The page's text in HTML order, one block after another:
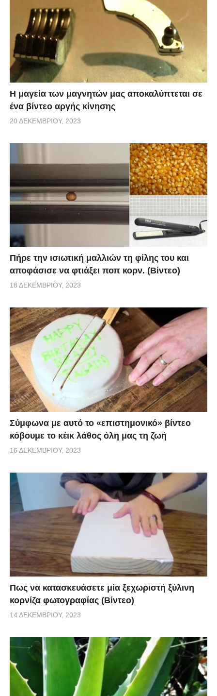
Η μαγεία των μαγνητών μας αποκαλύπτεται σε
ένα βίντεο αργής κίνησης
20 ΔΕΚΕΜΒΡΊΟΥ, 2023
Πήρε την ισιωτική μαλλιών τη φίλης του και
αποφάσισε να φτιάξει ποπ κορν. (Βίντεο)
18 ΔΕΚΕΜΒΡΊΟΥ, 2023
Σύμφωνα με αυτό το «επιστημονικό» βίντεο
κόβουμε το κέικ λάθος όλη μας τη ζωή
16 ΔΕΚΕΜΒΡΊΟΥ, 2023
Πως να κατασκευάσετε μία ξεχωριστή ξύλινη
κορνίζα φωτογραφίας (Βίντεο)
14 ΔΕΚΕΜΒΡΊΟΥ, 2023